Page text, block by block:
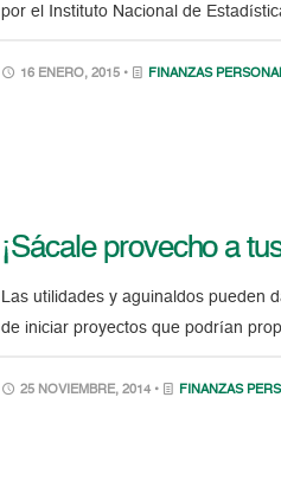
por el Instituto Nacional de
16 ENERO, 2015 • FINANZAS
¡Sácale provecho a
Las utilidades y aguinaldos pueden
de iniciar proyectos que podrían
25 NOVIEMBRE, 2014 • FINANZAS